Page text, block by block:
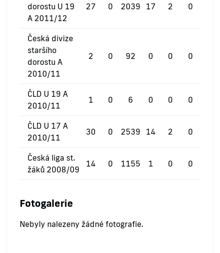
dorostu U 19
A 2011/12
27 0 2039 17 2 0
Česká divize
staršího
dorostu A
2010/11
2 0 92 0 0 0
ČLD U 19 A
2010/11
1 0 6 0 0 0
ČLD U 17 A
2010/11
30 0 2539 14 2 0
Česká liga st.
žáků 2008/09
14 0 1155 1 0 0
Fotogalerie
Nebyly nalezeny žádné fotografie.